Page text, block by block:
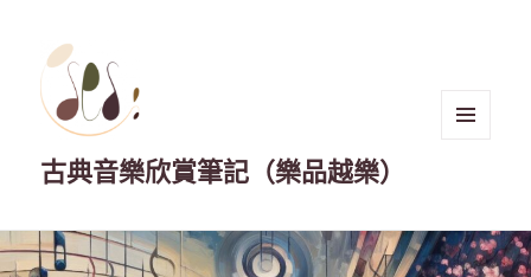
古典音樂欣賞筆記（樂品越樂）